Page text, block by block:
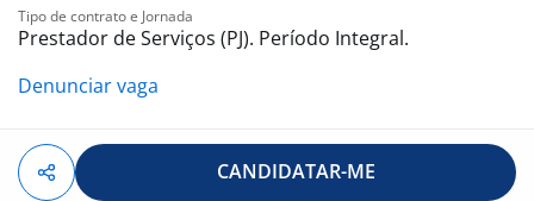
Noções de controle de custos de projetos ou
operações
Experiência com rotinas de RH administrativo
?? Modelo de Trabalho
Contratação PJ
?? O Que Oferecemos
Tipo de contrato e Jornada
Prestador de Serviços (PJ). Período Integral.
Denunciar vaga
CANDIDATAR-ME